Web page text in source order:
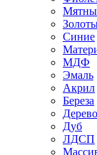
Синие
МДФ
Эмаль
Акрил
Береза
Дерево
Дуб
ЛДСП